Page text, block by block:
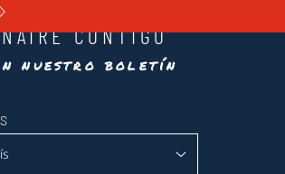
CONTIGO
nuestro boletín